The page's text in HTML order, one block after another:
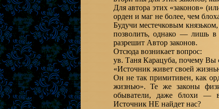
Для автора этих «законов»
орден и маг не более, чем
Будучи местечковым
позволить, однако — лишь в
разрешит Автор законов.
Отсюда возникает вопрос:
ув. Таня Карацуба, почему Вы
«Источник живет своей
Он не так примитивен, как
жизнью». Те же законы
обыватели, даже блохи —
Источник НЕ найдет нас?